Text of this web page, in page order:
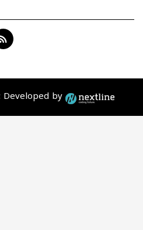
Developed by